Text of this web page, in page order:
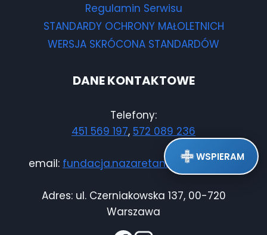
Regulamin Serwisu
STANDARDY OCHRONY MAŁOLETNICH
WERSJA SKRÓCONA STANDARDÓW
DANE KONTAKTOWE
Telefony:
451 569 197, 572 089 236
email: fundacja.nazaretanki@gmail.com
Adres: ul. Czerniakowska 137, 00-720
Warszawa
WSPIERAM